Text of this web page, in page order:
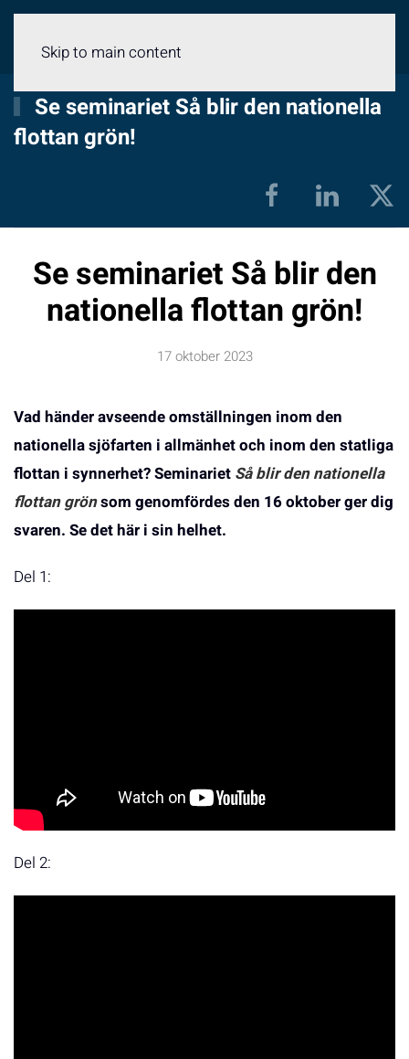
Skip to main content
Se seminariet Så blir den nationella
flottan grön!
Se seminariet Så blir den
nationella flottan grön!
17 oktober 2023
Vad händer avseende omställningen inom den
nationella sjöfarten i allmänhet och inom den statliga
flottan i synnerhet? Seminariet Så blir den nationella
flottan grönsom genomfördes den 16 oktober ger dig
svaren. Se det här i sin helhet.
Del 1:
Del 2: